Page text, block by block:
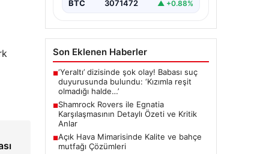
BTC 3071472 ▲ +0.88%
Son Eklenen Haberler
■‘Yeraltı’ dizisinde şok olay! Babası suç
duyurusunda bulundu: ‘Kızımla reşit
olmadığı halde…’
■Shamrock Rovers ile Egnatia
Karşılaşmasının Detaylı Özeti ve Kritik
Anlar
■Açık Hava Mimarisinde Kalite ve bahçe
mutfağı Çözümleri